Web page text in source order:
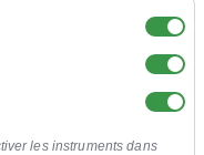
les instruments dans